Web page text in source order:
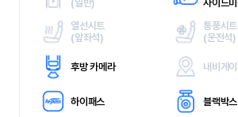
(일반)
사이드미
열선시트
(앞좌석)
통풍시트
(운전석)
후방 카메라 내비게
하이패스 블랙박스